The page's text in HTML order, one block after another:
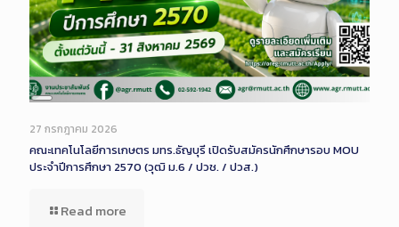
Long
Description
27 กรกฎาคม 2026
คณะเทคโนโลยีการเกษตร มทร.ธัญบุรี เปิดรับสมัครนักศึกษารอบ MOU
ประจำปีการศึกษา 2570 (วุฒิ ม.6 / ปวช. / ปวส.)
Read more